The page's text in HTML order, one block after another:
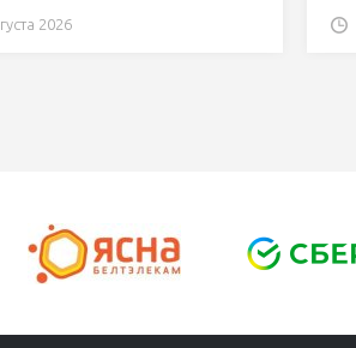
2026